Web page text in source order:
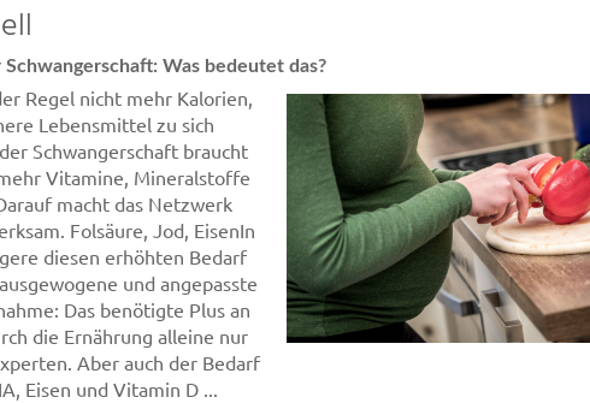
Was bedeutet das?
Regel nicht mehr Kalorien,
Lebensmittel zu sich
Schwangerschaft braucht
Vitamine, Mineralstoffe
macht das Netzwerk
Folsäure, Jod, EisenIn
diesen erhöhten Bedarf
und angepasste
Das benötigte Plus an
die Ernährung alleine nur
Aber auch der Bedarf
Eisen und Vitamin D ...